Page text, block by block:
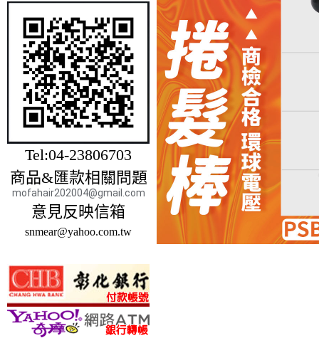
Tel:04-23806703
商品&匯款相關問題
mofahair202004@gmail.com
意見反映信箱
snmear@yahoo.com.tw